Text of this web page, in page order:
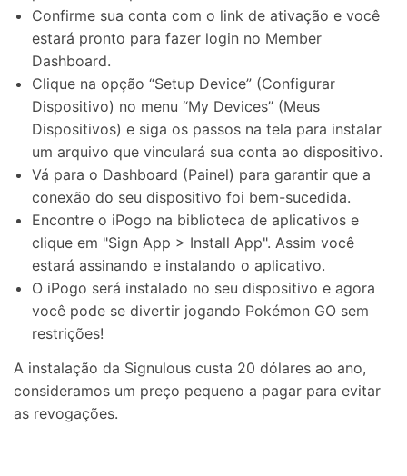
Recupere, proteja e transfira dados faclimente
Tecnologia de IA, sem complicação
Abrir APP Teste Online
Confirme sua conta com o link de ativação e você
estará pronto para fazer login no Member
Dashboard.
Clique na opção “Setup Device” (Configurar
Dispositivo) no menu “My Devices” (Meus
Dispositivos) e siga os passos na tela para instalar
um arquivo que vinculará sua conta ao dispositivo.
Vá para o Dashboard (Painel) para garantir que a
conexão do seu dispositivo foi bem-sucedida.
Encontre o iPogo na biblioteca de aplicativos e
clique em "Sign App > Install App". Assim você
estará assinando e instalando o aplicativo.
O iPogo será instalado no seu dispositivo e agora
você pode se divertir jogando Pokémon GO sem
restrições!
A instalação da Signulous custa 20 dólares ao ano,
consideramos um preço pequeno a pagar para evitar
as revogações.